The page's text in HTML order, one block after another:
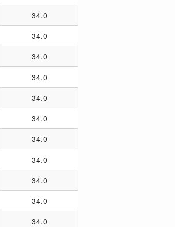
34.0
34.0
34.0
34.0
34.0
34.0
34.0
34.0
34.0
34.0
34.0